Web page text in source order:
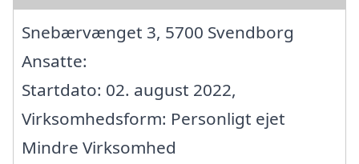
Snebærvænget 3, 5700 Svendborg
Ansatte:
Startdato: 02. august 2022,
Virksomhedsform: Personligt ejet
Mindre Virksomhed